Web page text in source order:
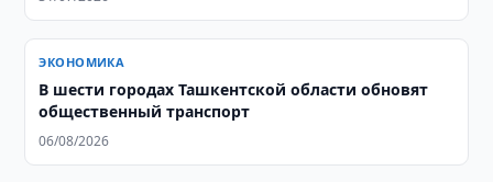
ЭКОНОМИКА
В шести городах Ташкентской области обновят
общественный транспорт
06/08/2026